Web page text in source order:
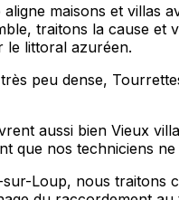
maisons et villas
traitons la cause
le littoral azuréen.
peu dense,
aussi bien Vieux
que nos techniciens
sur-Loup, nous